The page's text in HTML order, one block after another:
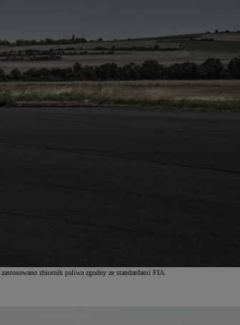
zbiornik paliwa zgodny ze standardami FIA.